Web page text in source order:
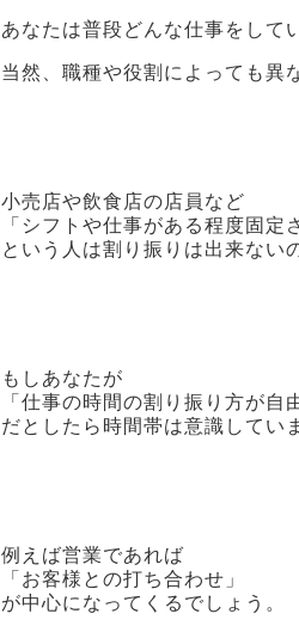
あなたは普段どんな仕事をして
当然、職種や役割によっても異
小売店や飲食店の店員など
「シフトや仕事がある程度固定
という人は割り振りは出来ない
もしあなたが
「仕事の時間の割り振り方が自
だとしたら時間帯は意識してい
例えば営業であれば
「お客様との打ち合わせ」
が中心になってくるでしょう。